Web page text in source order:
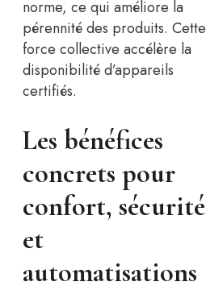
norme, ce qui améliore la
pérennité des produits. Cette
force collective accélère la
disponibilité d’appareils
certifiés.
Les bénéfices
concrets pour
confort, sécurité
et
automatisations